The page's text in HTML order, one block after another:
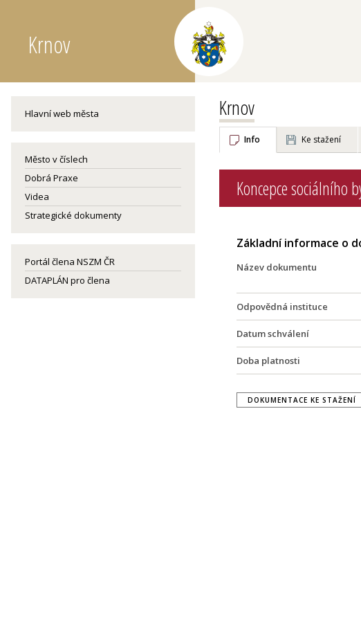
Krnov
Hlavní web města
Město v číslech
Dobrá Praxe
Videa
Strategické dokumenty
Portál člena NSZM ČR
DATAPLÁN pro člena
Krnov
Info Ke stažení
Koncepce sociálního
Základní informace o
Název dokumentu
Odpovědná instituce
Datum schválení
Doba platnosti
DOKUMENTACE KE STAŽENÍ